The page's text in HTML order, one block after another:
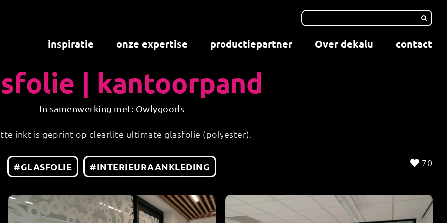
inspiratie onze expertise productiepartner Over dekalu contact
| kantoorpand
In samenwerking met: Owlygoods
inkt is geprint op clearlite ultimate glasfolie (polyester).
#GLASFOLIE #INTERIEURAANKLEDING 70